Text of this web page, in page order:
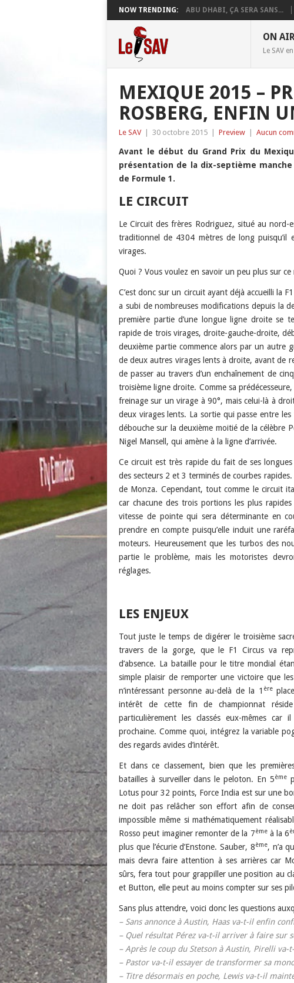
NOW TRENDING: ABU DHABI, ÇA SERA SANS...
ON
Le SAV
MEXIQUE 2015 –
ROSBERG, ENFIN
Le SAV 30 octobre 2015 Preview Aucun
Avant le début du Grand Prix du
présentation de la dix-septième
de Formule 1.
LE CIRCUIT
Le Circuit des frères Rodriguez, situé au
traditionnel de 4304 mètres de long puisqu’il
virages.
Quoi ? Vous voulez en savoir un peu plus sur ce
C’est donc sur un circuit ayant déjà accueilli la
a subi de nombreuses modifications depuis la
première partie d’une longue ligne droite se
rapide de trois virages, droite-gauche-droite,
deuxième partie commence alors par un autre
de deux autres virages lents à droite, avant de
de passer au travers d’un enchaînement de
troisième ligne droite. Comme sa
freinage sur un virage à 90°, mais celui-là à
deux virages lents. La sortie qui passe entre
débouche sur la deuxième moitié de la célèbre
Nigel Mansell, qui amène à la ligne d’arrivée.
Ce circuit est très rapide du fait de ses
des secteurs 2 et 3 terminés de courbes
de Monza. Cependant, tout comme le circuit
car chacune des trois portions les plus
vitesse de pointe qui sera déterminante en
prendre en compte puisqu’elle induit une
moteurs. Heureusement que les turbos des
partie le problème, mais les motoristes
réglages.
LES ENJEUX
Tout juste le temps de digérer le troisième
travers de la gorge, que le F1 Circus va
d’absence. La bataille pour le titre mondial
simple plaisir de remporter une victoire que
n’intéressant personne au-delà de la 1 ère
intérêt de cette fin de championnat
particulièrement les classés eux-mêmes car
prochaine. Comme quoi, intégrez la variable
des regards avides d’intérêt.
Et dans ce classement, bien que les
batailles à surveiller dans le peloton. En 5ème
Lotus pour 32 points, Force India est sur une
ne doit pas relâcher son effort afin de
impossible même si mathématiquement
Rosso peut imaginer remonter de la 7èmeà la 6
plus que l’écurie d’Enstone. Sauber, 8ème, n’a
mais devra faire attention à ses arrières car
sûrs, fera tout pour grappiller une position au
et Button, elle peut au moins compter sur ses
Sans plus attendre, voici donc les questions
– Sans annonce à Austin, Haas va-t-il enfin
– Quel résultat Pérez va-t-il arriver à faire sur
– Après le coup du Stetson à Austin, Pirelli
– Pastor va-t-il essayer de transformer sa
– Titre désormais en poche, Lewis va-t-il